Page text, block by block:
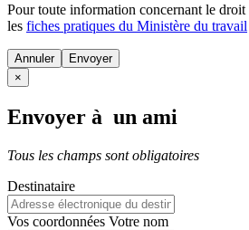
Pour toute information concernant le droit
les fiches pratiques du Ministère du travail
Annuler
×
Envoyer à un ami
Tous les champs sont obligatoires
Destinataire
Vos coordonnées Votre nom